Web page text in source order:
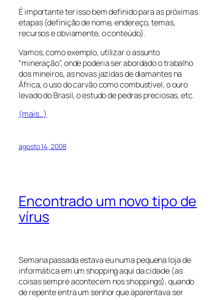
É importante ter isso bem definido para as próximas
etapas (definição de nome, endereço, temas,
recursos e obviamente, o conteúdo).
Vamos, como exemplo, utilizar o assunto
“mineração”, onde poderia ser abordado o trabalho
dos mineiros, as novas jazidas de diamantes na
África, o uso do carvão como combustível, o ouro
levado do Brasil, o estudo de pedras preciosas, etc.
(mais…)
agosto 14, 2008
Encontrado um novo tipo de
vírus
Semana passada estava eu numa pequena loja de
informática em um shopping aqui da cidade (as
coisas sempre acontecem nos shoppings), quando
de repente entra um senhor que aparentava ser